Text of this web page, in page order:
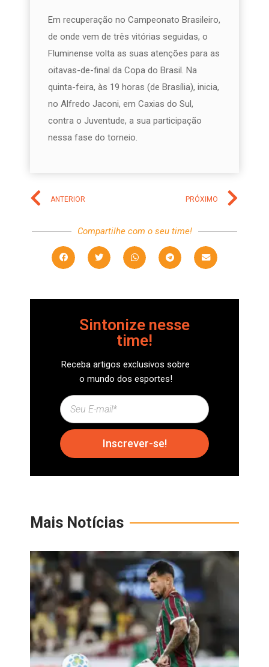
Em recuperação no Campeonato Brasileiro,
de onde vem de três vitórias seguidas, o
Fluminense volta as suas atenções para as
oitavas-de-final da Copa do Brasil. Na
quinta-feira, às 19 horas (de Brasília), inicia,
no Alfredo Jaconi, em Caxias do Sul,
contra o Juventude, a sua participação
nessa fase do torneio.
ANTERIOR PRÓXIMO
Compartilhe com o seu time!
Sintonize nesse
time!
Receba artigos exclusivos sobre
o mundo dos esportes!
Inscrever-se!
Mais Notícias